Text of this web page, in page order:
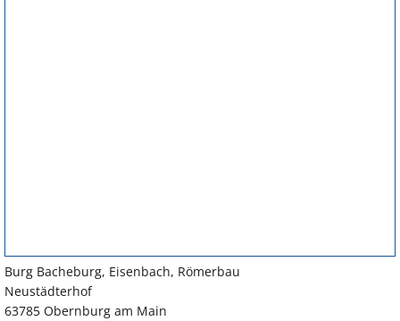
Burg Bacheburg, Eisenbach, Römerbau
Neustädterhof
63785 Obernburg am Main